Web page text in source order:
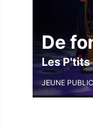
De
Les P'tits
JEUNE PUBLIC